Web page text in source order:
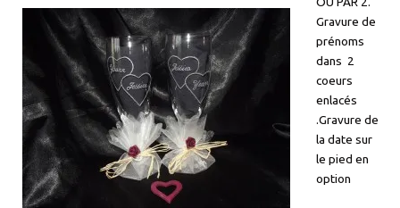
Gravure de
prénoms
dans 2
coeurs
enlacés
.Gravure de
la date sur
le pied en
option